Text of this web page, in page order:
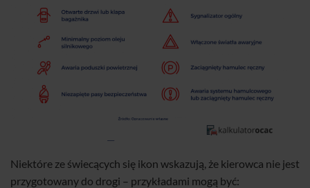
Niektóre ze świecących się ikon wskazują, że kierowca nie jest
przygotowany do drogi – przykładami mogą być: